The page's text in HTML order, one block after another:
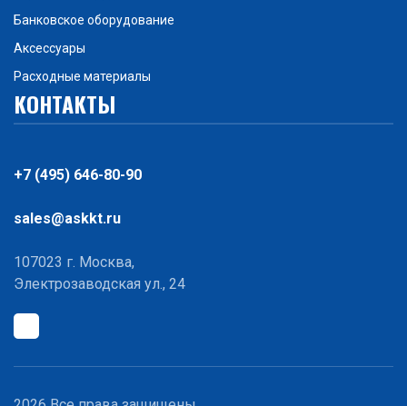
Банковское оборудование
Аксессуары
Расходные материалы
КОНТАКТЫ
+7 (495) 646-80-90
sales@askkt.ru
107023 г. Москва,
Электрозаводская ул., 24